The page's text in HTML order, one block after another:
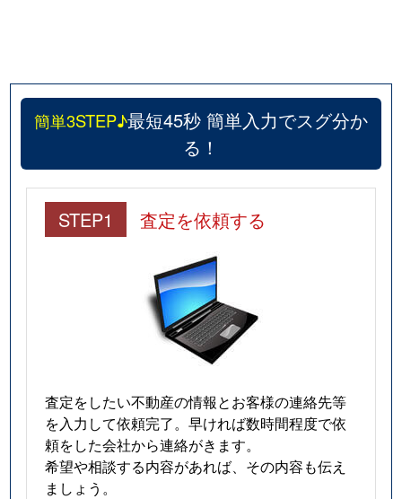
簡単3STEP♪最短45秒 簡単入力でスグ分か
る！
STEP1 査定を依頼する
査定をしたい不動産の情報とお客様の連絡先等
を入力して依頼完了。早ければ数時間程度で依
頼をした会社から連絡がきます。
希望や相談する内容があれば、その内容も伝え
ましょう。